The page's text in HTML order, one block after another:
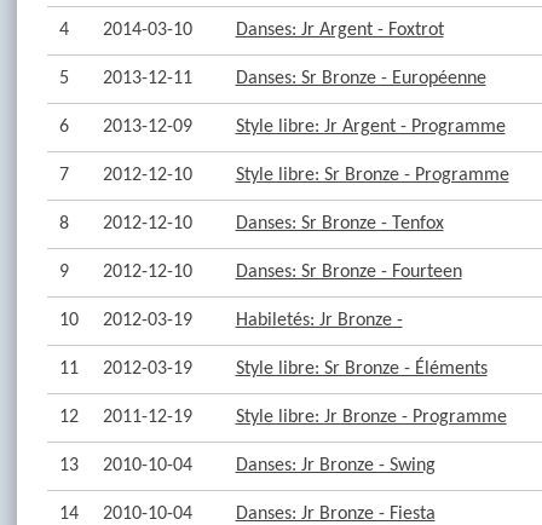
4 2014-03-10 Danses: Jr Argent - Foxtrot
5 2013-12-11 Danses: Sr Bronze - Européenne
6 2013-12-09 Style libre: Jr Argent - Programme
7 2012-12-10 Style libre: Sr Bronze - Programme
8 2012-12-10 Danses: Sr Bronze - Tenfox
9 2012-12-10 Danses: Sr Bronze - Fourteen
10 2012-03-19 Habiletés: Jr Bronze -
11 2012-03-19 Style libre: Sr Bronze - Éléments
12 2011-12-19 Style libre: Jr Bronze - Programme
13 2010-10-04 Danses: Jr Bronze - Swing
14 2010-10-04 Danses: Jr Bronze - Fiesta